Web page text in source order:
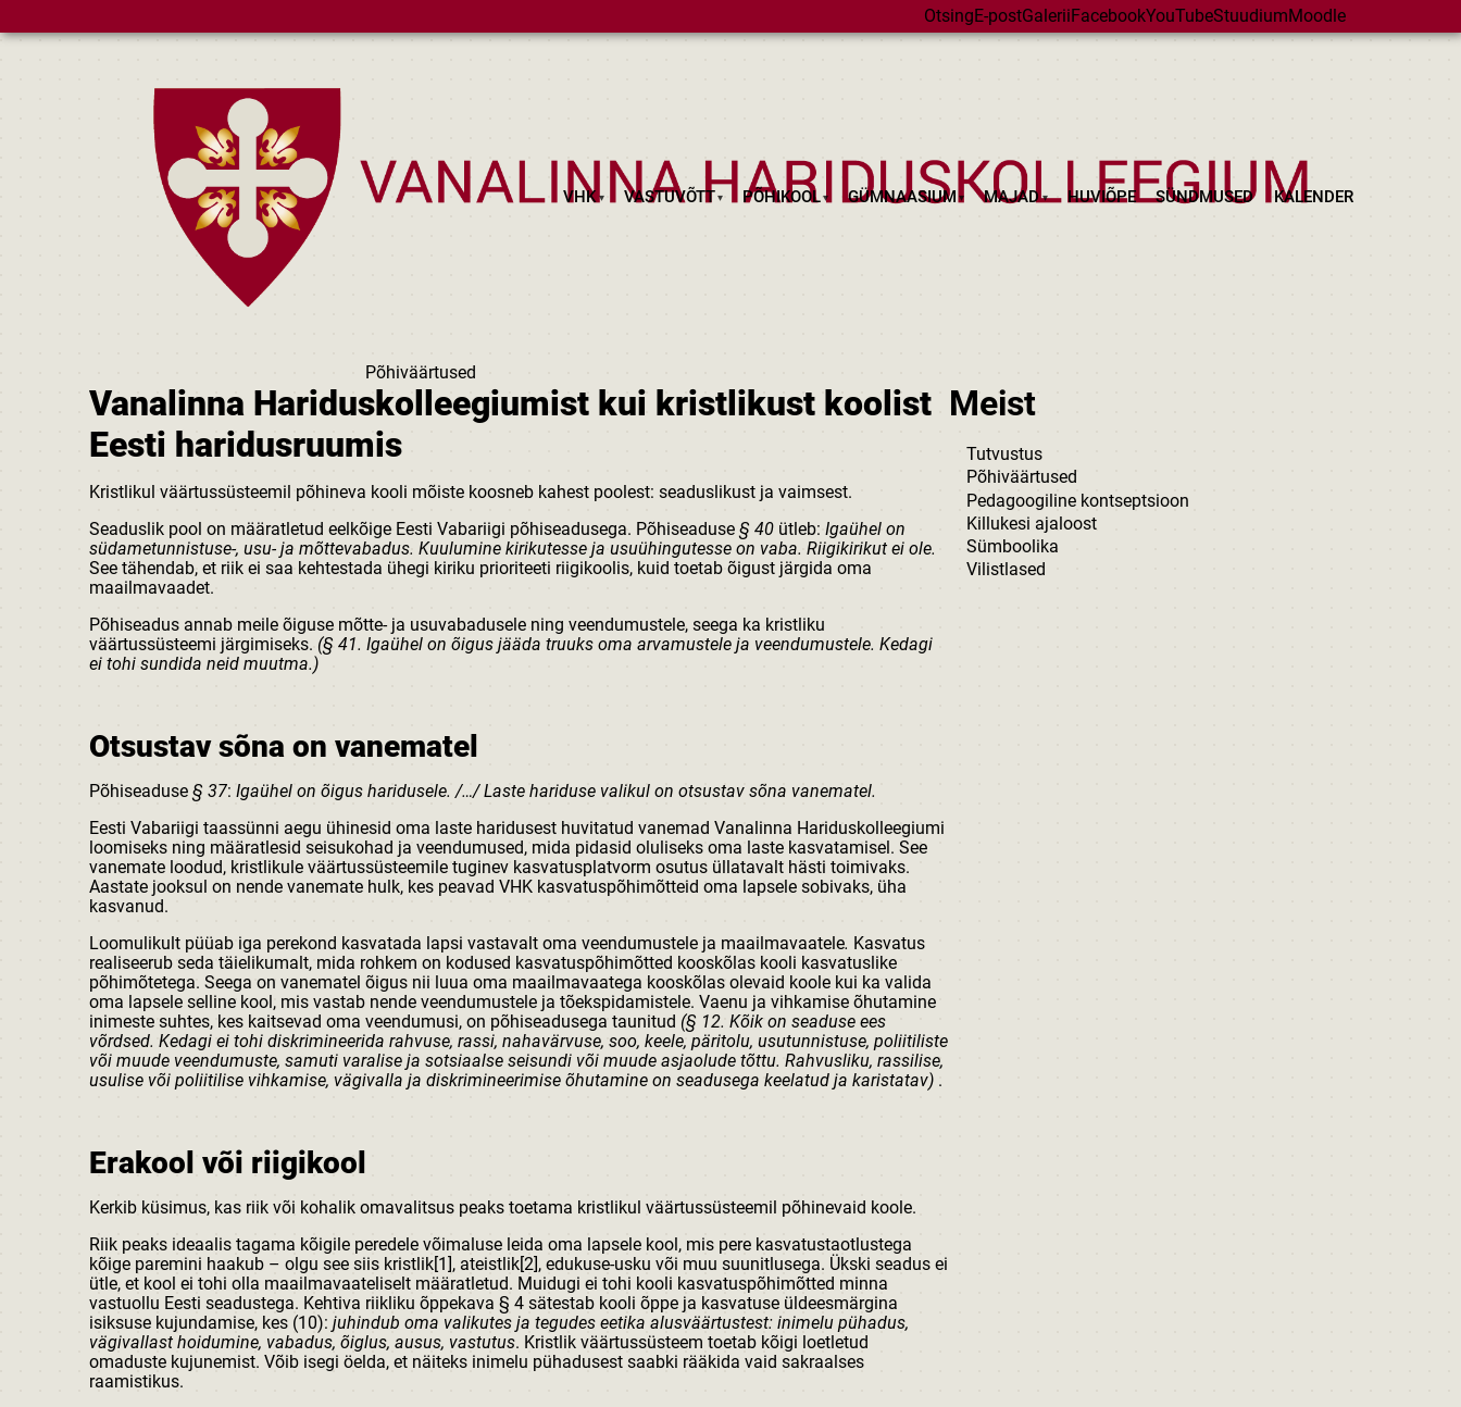
OtsingE-postGaleriiFacebookYouTubeStuudiumMoodle
VHK VASTUVÕTT PÕHIKOOL GÜMNAASIUM MAJAD HUVIÕPE SÜNDMUSED KALENDER
Põhiväärtused
Vanalinna Hariduskolleegiumist kui kristlikust koolist
Eesti haridusruumis
Kristlikul väärtussüsteemil põhineva kooli mõiste koosneb kahest poolest: seaduslikust ja vaimsest.
Seaduslik pool on määratletud eelkõige Eesti Vabariigi põhiseadusega. Põhiseaduse § 40 ütleb: Igaühel on
südametunnistuse-, usu- ja mõttevabadus. Kuulumine kirikutesse ja usuühingutesse on vaba. Riigikirikut ei ole.
See tähendab, et riik ei saa kehtestada ühegi kiriku prioriteeti riigikoolis, kuid toetab õigust järgida oma
maailmavaadet.
Põhiseadus annab meile õiguse mõtte- ja usuvabadusele ning veendumustele, seega ka kristliku
väärtussüsteemi järgimiseks. (§ 41. Igaühel on õigus jääda truuks oma arvamustele ja veendumustele. Kedagi
ei tohi sundida neid muutma.)
Otsustav sõna on vanematel
Põhiseaduse § 37: Igaühel on õigus haridusele. /…/ Laste hariduse valikul on otsustav sõna vanematel.
Eesti Vabariigi taassünni aegu ühinesid oma laste haridusest huvitatud vanemad Vanalinna Hariduskolleegiumi
loomiseks ning määratlesid seisukohad ja veendumused, mida pidasid oluliseks oma laste kasvatamisel. See
vanemate loodud, kristlikule väärtussüsteemile tuginev kasvatusplatvorm osutus üllatavalt hästi toimivaks.
Aastate jooksul on nende vanemate hulk, kes peavad VHK kasvatuspõhimõtteid oma lapsele sobivaks, üha
kasvanud.
Loomulikult püüab iga perekond kasvatada lapsi vastavalt oma veendumustele ja maailmavaatele. Kasvatus
realiseerub seda täielikumalt, mida rohkem on kodused kasvatuspõhimõtted kooskõlas kooli kasvatuslike
põhimõtetega. Seega on vanematel õigus nii luua oma maailmavaatega kooskõlas olevaid koole kui ka valida
oma lapsele selline kool, mis vastab nende veendumustele ja tõekspidamistele. Vaenu ja vihkamise õhutamine
inimeste suhtes, kes kaitsevad oma veendumusi, on põhiseadusega taunitud (§ 12. Kõik on seaduse ees
võrdsed. Kedagi ei tohi diskrimineerida rahvuse, rassi, nahavärvuse, soo, keele, päritolu, usutunnistuse, poliitiliste
või muude veendumuste, samuti varalise ja sotsiaalse seisundi või muude asjaolude tõttu. Rahvusliku, rassilise,
usulise või poliitilise vihkamise, vägivalla ja diskrimineerimise õhutamine on seadusega keelatud ja karistatav) .
Erakool või riigikool
Kerkib küsimus, kas riik või kohalik omavalitsus peaks toetama kristlikul väärtussüsteemil põhinevaid koole.
Riik peaks ideaalis tagama kõigile peredele võimaluse leida oma lapsele kool, mis pere kasvatustaotlustega
kõige paremini haakub – olgu see siis kristlik[1], ateistlik[2], edukuse-usku või muu suunitlusega. Ükski seadus ei
ütle, et kool ei tohi olla maailmavaateliselt määratletud. Muidugi ei tohi kooli kasvatuspõhimõtted minna
vastuollu Eesti seadustega. Kehtiva riikliku õppekava § 4 sätestab kooli õppe ja kasvatuse üldeesmärgina
isiksuse kujundamise, kes (10): juhindub oma valikutes ja tegudes eetika alusväärtustest: inimelu pühadus,
vägivallast hoidumine, vabadus, õiglus, ausus, vastutus. Kristlik väärtussüsteem toetab kõigi loetletud
omaduste kujunemist. Võib isegi öelda, et näiteks inimelu pühadusest saabki rääkida vaid sakraalses
raamistikus.
Meist
Tutvustus
Põhiväärtused
Pedagoogiline kontseptsioon
Killukesi ajaloost
Sümboolika
Vilistlased